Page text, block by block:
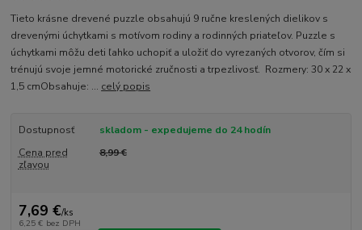
Tieto krásne drevené puzzle obsahujú 9 ručne kreslených dielikov s
drevenými úchytkami s motívom rodiny a rodinných priateľov. Puzzle s
úchytkami môžu deti ľahko uchopiť a uložiť do vyrezaných otvorov, čím si
trénujú svoje jemné motorické zručnosti a trpezlivosť. Rozmery: 30 x 22 x
1,5 cmObsahuje: ... celý popis
Dostupnosť
skladom - expedujeme do 24 hodín
Cena pred
zľavou
8,99 €
7,69 €/ks
6,25 € bez DPH